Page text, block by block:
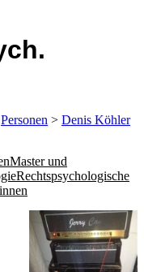
Personen > Denis Köhler
Master und
Rechtspsychologische